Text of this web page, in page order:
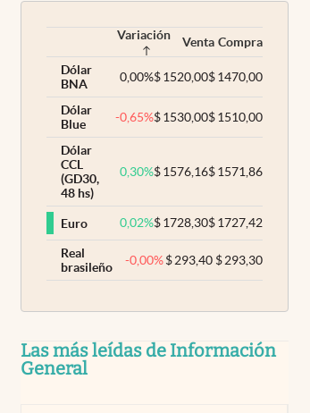
Variación Venta Compra
Dólar
BNA
0,00%$1520,00$1470,00
Dólar
Blue
-0,65%$1530,00$1510,00
Dólar
CCL
(GD30,
48 hs)
0,30%$1576,16$1571,86
Euro 0,02%$1728,30$1727,42
Real
brasileño
-0,00% $293,40 $293,30
Las más leídas de Información
General